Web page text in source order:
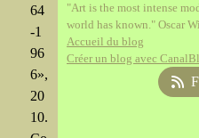
64
-1
96
6»,
20
10.
"Art is the most intense
world has known." Oscar
Accueil du blog
Créer un blog avec